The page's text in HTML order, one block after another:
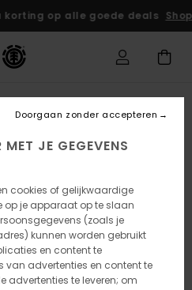
korting op alle goede deals
JE GEGEVENS
cookies of gelijkwaardige
je apparaat op te slaan
(zoals je
kunnen worden gebruikt
en content te
van advertenties en content te
advertenties te leveren; om
Doorgaan zonder accepteren